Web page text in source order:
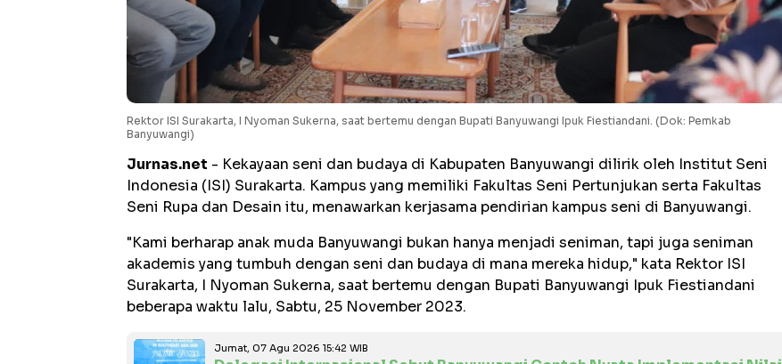
Rektor ISI Surakarta, I Nyoman Sukerna, saat bertemu dengan Bupati Banyuwangi Ipuk Fiestiandani. (Dok: Pemkab
Banyuwangi)
Jurnas.net - Kekayaan seni dan budaya di Kabupaten Banyuwangi dilirik oleh Institut Seni
Indonesia (ISI) Surakarta. Kampus yang memiliki Fakultas Seni Pertunjukan serta Fakultas
Seni Rupa dan Desain itu, menawarkan kerjasama pendirian kampus seni di Banyuwangi.
"Kami berharap anak muda Banyuwangi bukan hanya menjadi seniman, tapi juga seniman
akademis yang tumbuh dengan seni dan budaya di mana mereka hidup," kata Rektor ISI
Surakarta, I Nyoman Sukerna, saat bertemu dengan Bupati Banyuwangi Ipuk Fiestiandani
beberapa waktu lalu, Sabtu, 25 November 2023.
Jumat, 07 Agu 2026 15:42 WIB